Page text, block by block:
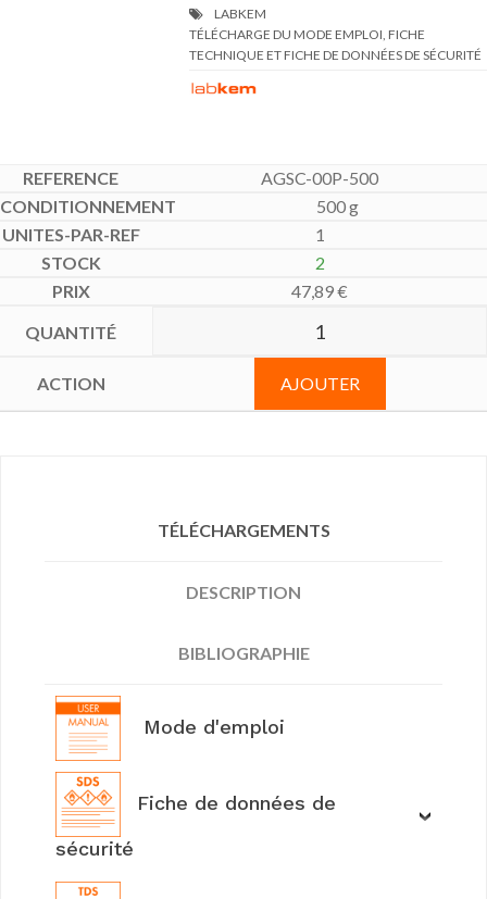
TÉLÉCHARGE DU MODE EMPLOI, FICHE
TECHNIQUE ET FICHE DE DONNÉES DE SÉCURITÉ
AGSC-00P-500
500 g
1
2
47,89€
AJOUTER
TÉLÉCHARGEMENTS
DESCRIPTION
BIBLIOGRAPHIE
Mode d'emploi
Fiche de données de
sécurité